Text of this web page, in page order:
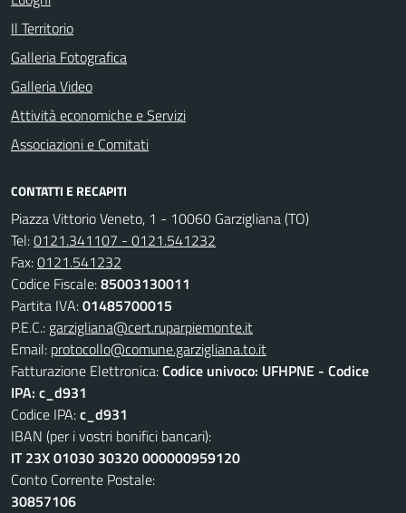
Il Territorio
Galleria Fotografica
Galleria Video
Attività economiche e Servizi
Associazioni e Comitati
CONTATTI E RECAPITI
Piazza Vittorio Veneto, 1 - 10060 Garzigliana (TO)
Tel:0121.341107 - 0121.541232
Fax:0121.541232
Codice Fiscale:85003130011
Partita IVA:01485700015
P.E.C.: garzigliana@cert.ruparpiemonte.it
Email: protocollo@comune.garzigliana.to.it
Fatturazione Elettronica:Codice univoco: UFHPNE - Codice
IPA: c_d931
Codice IPA:c_d931
IBAN (per i vostri bonifici bancari):
IT 23X 01030 30320 000000959120
Conto Corrente Postale:
30857106